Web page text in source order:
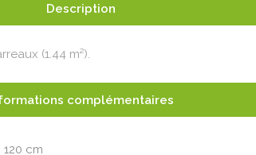
Description
(1.44 m²).
complémentaires
120 cm